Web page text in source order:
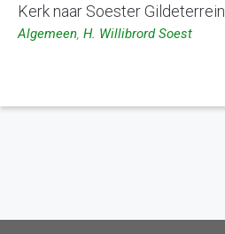
Kerk naar Soester Gildeterrein
Algemeen H. Willibrord Soest